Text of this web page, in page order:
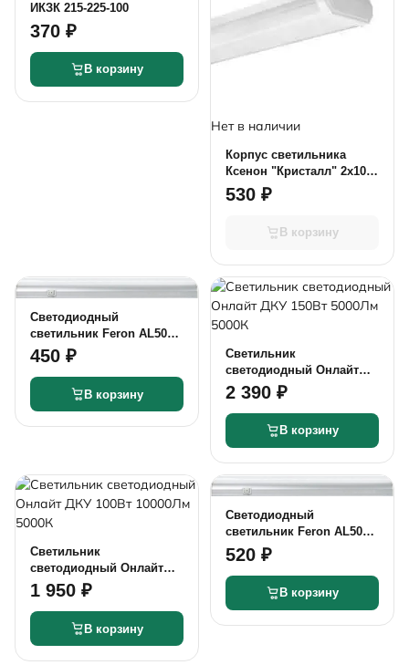
ИКЗК 215-225-100
370 ₽
В корзину
Нет в наличии
Корпус светильника
Ксенон "Кристалл" 2х10
для светодиодных ламп
530 ₽
В корзину
Светодиодный
светильник Feron AL5038
T5 9Вт 800Лм 4500К
(пластик)
450 ₽
В корзину
Светильник
светодиодный Онлайт
ДКУ 150Вт 5000Лм 5000К
2 390 ₽
В корзину
Светильник
светодиодный Онлайт
ДКУ 100Вт 10000Лм 5000К
1 950 ₽
В корзину
Светодиодный
светильник Feron AL5038
T5 16Вт 1400Лм 4500К
(пластик)
520 ₽
В корзину